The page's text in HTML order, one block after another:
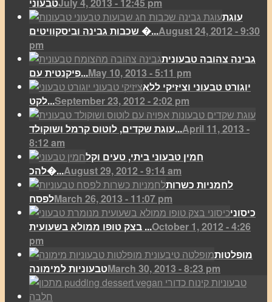
עוגת
שכבות גבינה וביסקוויטים �...August 24, 2012 - 9:30
pm
גבינה צהובה טבעונית
פיקנטית עם...May 10, 2013 - 5:11 pm
יוגורט טבעוני וציזיקי ללא
לקט...September 23, 2012 - 2:02 pm
עוגת שקדים, לוטוס קרמל ושוקולד...April 11, 2013 -
8:12 am
חמין טבעוני ביתי, טעים וקל
להכ�...August 29, 2012 - 9:14 am
לחמניות כשרות
לפסחMarch 26, 2013 - 11:07 pm
כיסוני
בצק טופו ממולא בשעועית ...October 1, 2012 - 4:26
pm
מופלטות
טבעוניות למימונהMarch 30, 2013 - 8:23 pm